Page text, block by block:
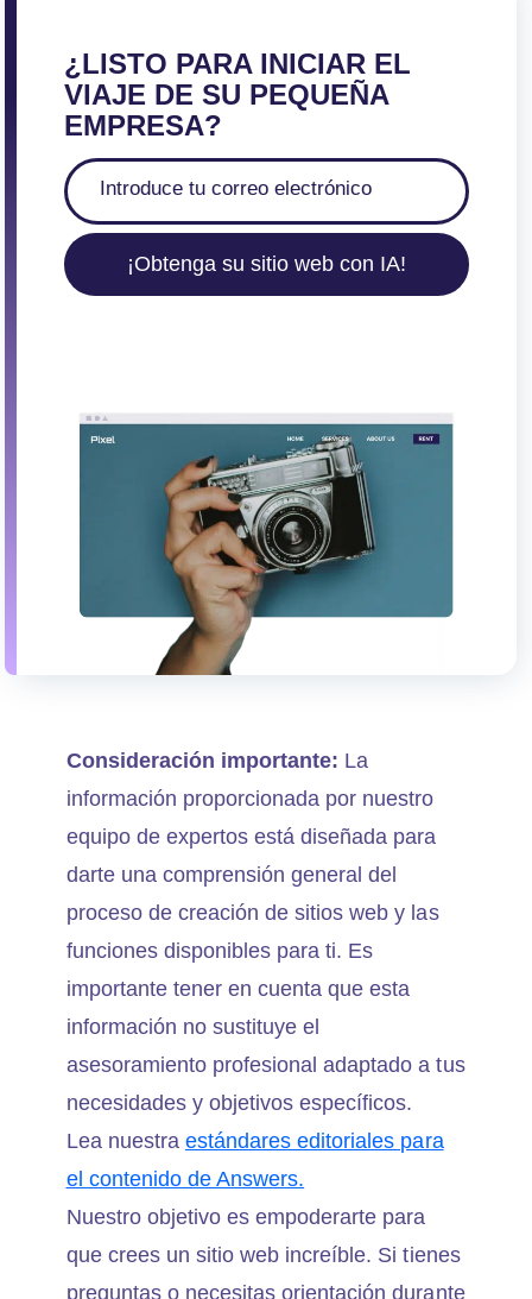
¿LISTO PARA INICIAR EL
VIAJE DE SU PEQUEÑA
EMPRESA?
¡Obtenga su sitio web con IA!
Consideración importante: La
información proporcionada por nuestro
equipo de expertos está diseñada para
darte una comprensión general del
proceso de creación de sitios web y las
funciones disponibles para ti. Es
importante tener en cuenta que esta
información no sustituye el
asesoramiento profesional adaptado a tus
necesidades y objetivos específicos.
Lea nuestra estándares editoriales para
el contenido de Answers.
Nuestro objetivo es empoderarte para
que crees un sitio web increíble. Si tienes
preguntas o necesitas orientación durante